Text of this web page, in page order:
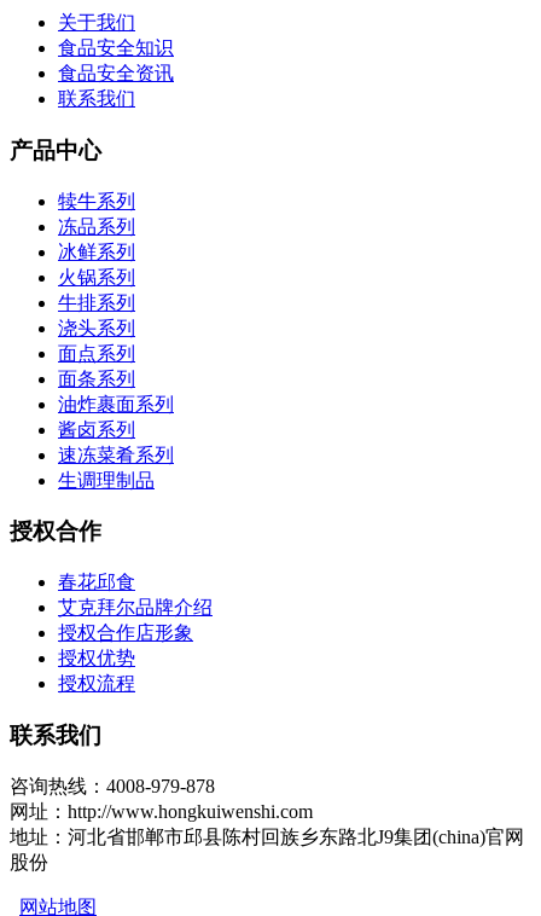
关于我们
食品安全知识
食品安全资讯
联系我们
产品中心
犊牛系列
冻品系列
冰鲜系列
火锅系列
牛排系列
浇头系列
面点系列
面条系列
油炸裹面系列
酱卤系列
速冻菜肴系列
生调理制品
授权合作
春花邱食
艾克拜尔品牌介绍
授权合作店形象
授权优势
授权流程
联系我们
咨询热线：4008-979-878
网址：http://www.hongkuiwenshi.com
地址：河北省邯郸市邱县陈村回族乡东路北J9集团(china)官网
股份
网站地图